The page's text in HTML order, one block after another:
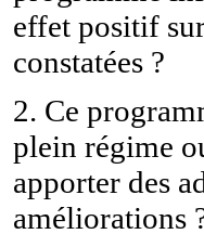
effet positif
constatées ?
2. Ce
plein régime
apporter des
améliorations